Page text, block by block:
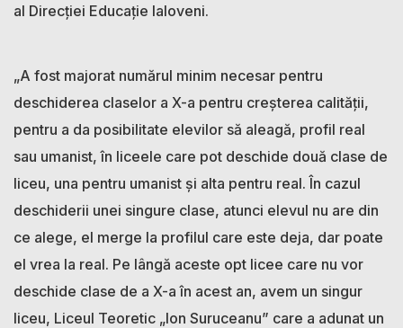
al Direcției Educație Ialoveni.
„A fost majorat numărul minim necesar pentru
deschiderea claselor a X-a pentru creșterea calității,
pentru a da posibilitate elevilor să aleagă, profil real
sau umanist, în liceele care pot deschide două clase de
liceu, una pentru umanist și alta pentru real. În cazul
deschiderii unei singure clase, atunci elevul nu are din
ce alege, el merge la profilul care este deja, dar poate
el vrea la real. Pe lângă aceste opt licee care nu vor
deschide clase de a X-a în acest an, avem un singur
liceu, Liceul Teoretic „Ion Suruceanu” care a adunat un